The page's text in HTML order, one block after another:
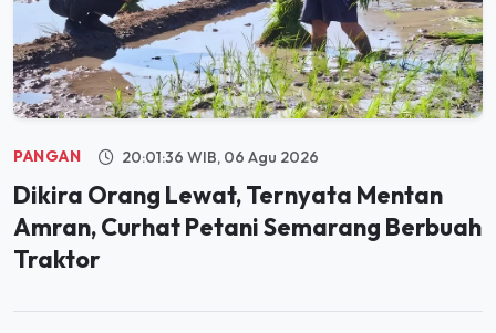
PANGAN 20:01:36 WIB, 06 Agu 2026
Dikira Orang Lewat, Ternyata Mentan
Amran, Curhat Petani Semarang Berbuah
Traktor